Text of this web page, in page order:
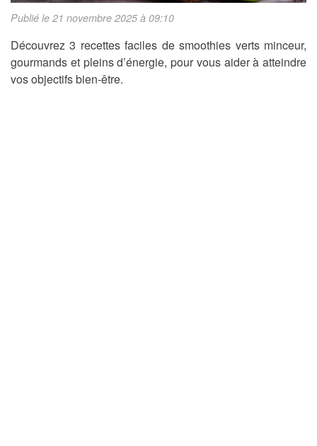
Publié le 21 novembre 2025 à 09:10
Découvrez 3 recettes faciles de smoothies verts minceur,
gourmands et pleins d’énergie, pour vous aider à atteindre
vos objectifs bien-être.